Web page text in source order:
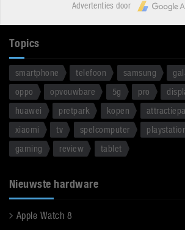
Advertenties door
Topics
smartphone telefoon samsung
oppo
opvouwbare 5g pro
huawei
pretpark kopen
xiaomi
tv spelcomputer
gaming
review tablet
Nieuwste hardware
Apple Watch 8